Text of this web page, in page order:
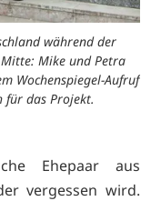
während der
Mike und Petra
Wochenspiegel-Aufruf
für das Projekt.
Ehepaar aus
vergessen wird.